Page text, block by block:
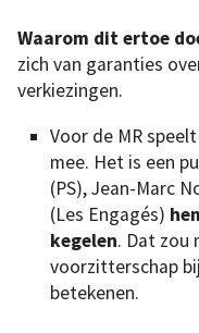
Waarom dit ertoe
zich van garanties
verkiezingen.
Voor de MR
mee. Het is een
(PS), Jean-Marc
(Les Engagés)
kegelen. Dat zou
voorzitterschap
betekenen.